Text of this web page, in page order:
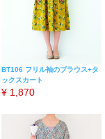
BT106 フリル袖のブラウス+タ
ックスカート
¥ 1,870